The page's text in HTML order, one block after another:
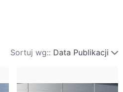
Sortuj wg:: Data Publikacji